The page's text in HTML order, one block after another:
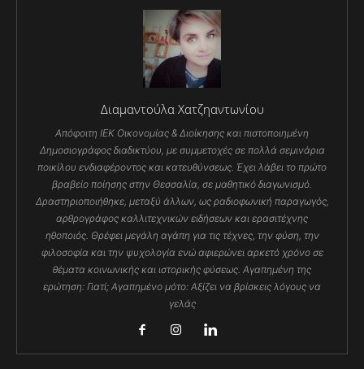
Διαμαντούλα Χατζηαντωνίου
Απόφοιτη ΙΕΚ Οικονομίας & Διοίκησης και πιστοποιημένη
Δημοσιογράφος διαδικτύου, με συμμετοχές σε πολλά σεμινάρια
ποικίλου ενδιαφέροντος και κατευθύνσεως. Έχει λάβει το πρώτο
βραβείο ποίησης στην Θεσσαλία, σε μαθητικό διαγωνισμό.
Δραστηριοποιήθηκε, μεταξύ άλλων, ως ραδιοφωνική παραγωγός,
αρθρογράφος καλλιτεχνικών ειδήσεων και ερασιτέχνης
ηθοποιός. Θρέφει μεγάλη αγάπη για τις τέχνες, την φύση, την
φιλοσοφία και την ψυχολογία ενώ αφιερώνει αρκετό χρόνο σε
θέματα κοινωνικής και ιστορικής φύσεως. Αγαπημένη της
ερώτηση: Γιατί; Αγαπημένο μότο: Αξίζει να βρίσκεις λόγους να
γελάς